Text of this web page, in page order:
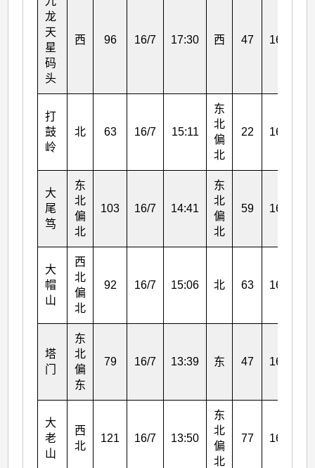
龙
天
星
码
头
西 96 16/7 17:30 西 47 16/7
打
鼓
岭
北 63 16/7 15:11
东
北
偏
北
22 16/7
大
尾
笃
东
北
偏
北
103 16/7 14:41
东
北
偏
北
59 16/7
大
帽
山
西
北
偏
北
92 16/7 15:06 北 63 16/7
塔
门
东
北
偏
东
79 16/7 13:39 东 47 16/7
大
老
山
西
北
121 16/7 13:50
东
北
偏
北
77 16/7